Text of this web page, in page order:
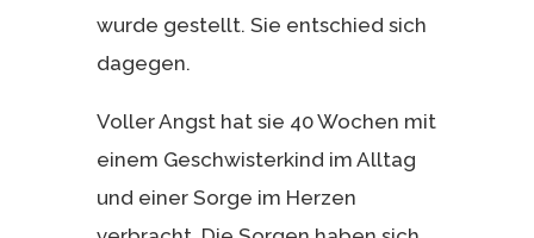
wurde gestellt. Sie entschied sich
dagegen.
Voller Angst hat sie 40 Wochen mit
einem Geschwisterkind im Alltag
und einer Sorge im Herzen